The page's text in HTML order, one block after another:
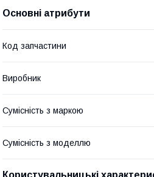
Основні атрибути
Код запчастини
Виробник
Сумісність з маркою
Сумісність з моделлю
Користувальницькі